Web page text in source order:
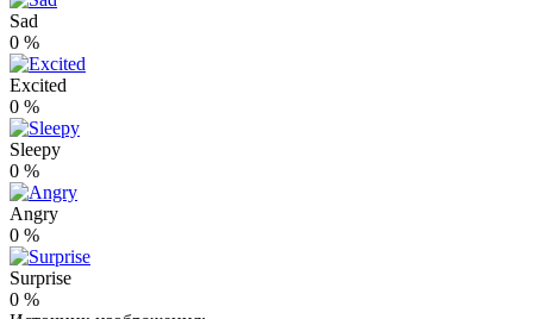
Sad
0 %
Excited
0 %
Sleepy
0 %
Angry
0 %
Surprise
0 %